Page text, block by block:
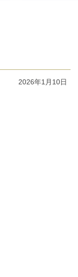
2026年1月10日